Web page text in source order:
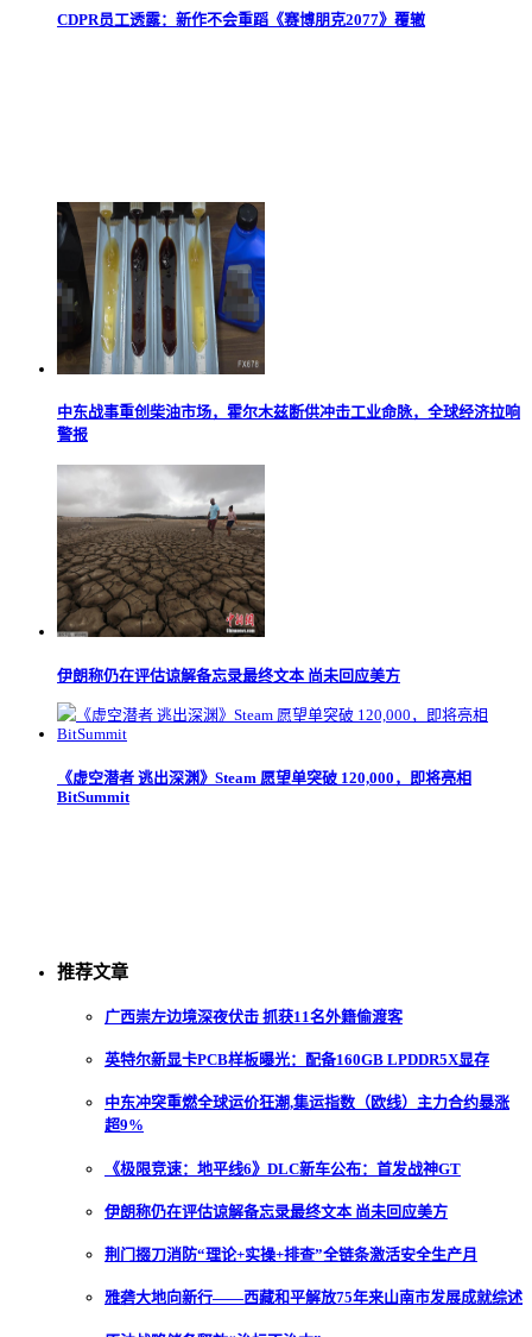
CDPR员工透露：新作不会重蹈《赛博朋克2077》覆辙
中东战事重创柴油市场，霍尔木兹断供冲击工业命脉，全球经济拉响
警报
伊朗称仍在评估谅解备忘录最终文本 尚未回应美方
《虚空潜者 逃出深渊》Steam 愿望单突破 120,000，即将亮相
BitSummit
推荐文章
广西崇左边境深夜伏击 抓获11名外籍偷渡客
英特尔新显卡PCB样板曝光：配备160GB LPDDR5X显存
中东冲突重燃全球运价狂潮,集运指数（欧线）主力合约暴涨
超9%
《极限竞速：地平线6》DLC新车公布：首发战神GT
伊朗称仍在评估谅解备忘录最终文本 尚未回应美方
荆门掇刀消防“理论+实操+排查”全链条激活安全生产月
雅砻大地向新行——西藏和平解放75年来山南市发展成就综述